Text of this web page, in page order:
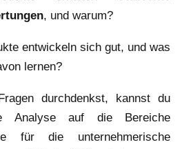
, und warum?
entwickeln sich gut, und was
lernen?
durchdenkst, kannst du
Analyse auf die Bereiche
für die unternehmerische